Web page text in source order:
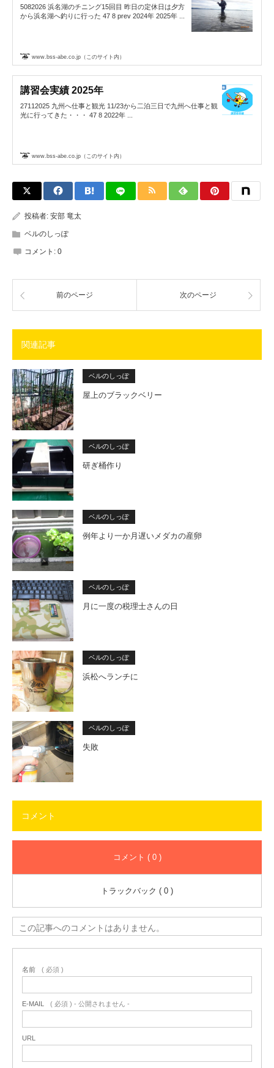
5082026 浜名湖のチニング15回目 昨日の定休日は夕方
から浜名湖へ釣りに行った 47 8 prev 2024年 2025年 ...
www.bss-abe.co.jp（このサイト内）
講習会実績 2025年
27112025 九州へ仕事と観光 11/23から二泊三日で九州へ仕事と観
光に行ってきた・・・ 47 8 2022年 ...
www.bss-abe.co.jp（このサイト内）
投稿者: 安部 竜太
ベルのしっぽ
コメント: 0
前のページ 次のページ
関連記事
ベルのしっぽ
屋上のブラックベリー
ベルのしっぽ
研ぎ桶作り
ベルのしっぽ
例年より一か月遅いメダカの産卵
ベルのしっぽ
月に一度の税理士さんの日
ベルのしっぽ
浜松へランチに
ベルのしっぽ
失敗
コメント
コメント ( 0 )
トラックバック ( 0 )
この記事へのコメントはありません。
名前 ( 必須 )
E-MAIL ( 必須 ) - 公開されません -
URL